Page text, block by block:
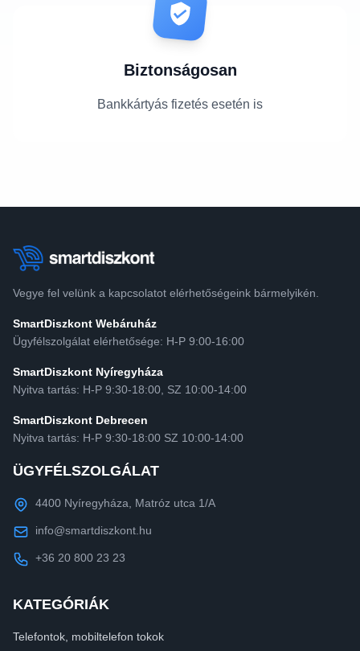
Biztonságosan
Bankkártyás fizetés esetén is
Vegye fel velünk a kapcsolatot elérhetőségeink bármelyikén.
SmartDiszkont Webáruház
Ügyfélszolgálat elérhetősége: H-P 9:00-16:00
SmartDiszkont Nyíregyháza
Nyitva tartás: H-P 9:30-18:00, SZ 10:00-14:00
SmartDiszkont Debrecen
Nyitva tartás: H-P 9:30-18:00 SZ 10:00-14:00
ÜGYFÉLSZOLGÁLAT
4400 Nyíregyháza, Matróz utca 1/A
info@smartdiszkont.hu
+36 20 800 23 23
KATEGÓRIÁK
Telefontok, mobiltelefon tokok